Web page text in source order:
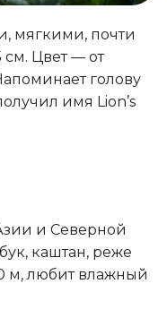
мягкими, почти
Цвет — от
голову
имя Lion’s
и Северной
каштан, реже
м, любит влажный